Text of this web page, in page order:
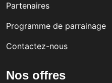
Partenaires
Programme de parrainage
Contactez-nous
Nos offres